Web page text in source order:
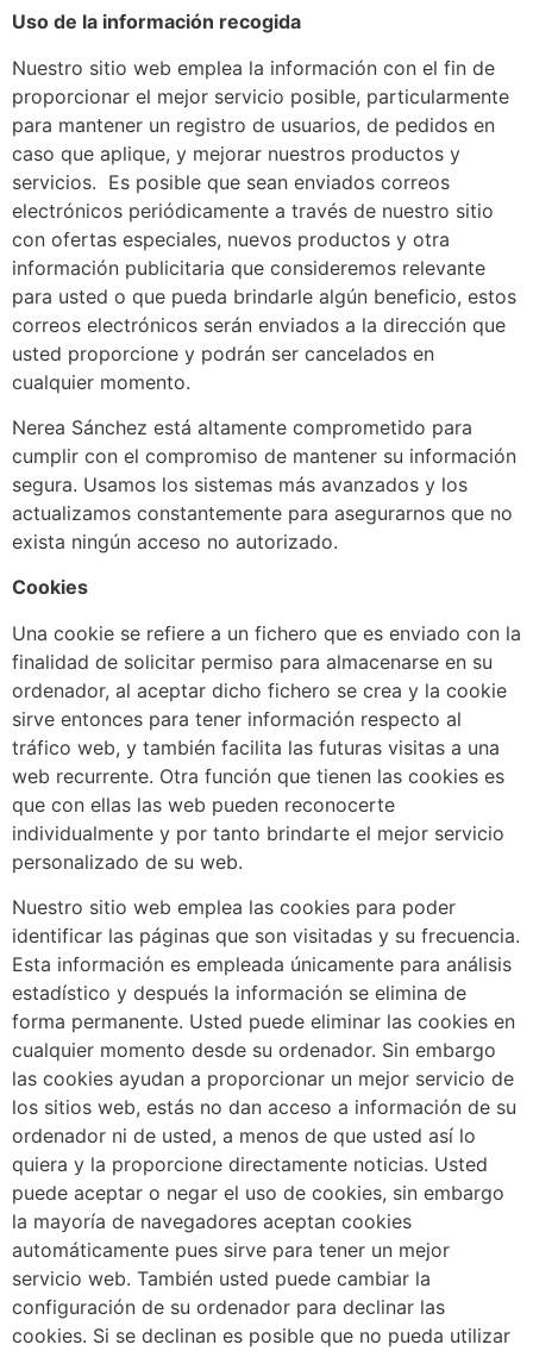
Uso de la información recogida
Nuestro sitio web emplea la información con el fin de
proporcionar el mejor servicio posible, particularmente
para mantener un registro de usuarios, de pedidos en
caso que aplique, y mejorar nuestros productos y
servicios. Es posible que sean enviados correos
electrónicos periódicamente a través de nuestro sitio
con ofertas especiales, nuevos productos y otra
información publicitaria que consideremos relevante
para usted o que pueda brindarle algún beneficio, estos
correos electrónicos serán enviados a la dirección que
usted proporcione y podrán ser cancelados en
cualquier momento.
Nerea Sánchez está altamente comprometido para
cumplir con el compromiso de mantener su información
segura. Usamos los sistemas más avanzados y los
actualizamos constantemente para asegurarnos que no
exista ningún acceso no autorizado.
Cookies
Una cookie se refiere a un fichero que es enviado con la
finalidad de solicitar permiso para almacenarse en su
ordenador, al aceptar dicho fichero se crea y la cookie
sirve entonces para tener información respecto al
tráfico web, y también facilita las futuras visitas a una
web recurrente. Otra función que tienen las cookies es
que con ellas las web pueden reconocerte
individualmente y por tanto brindarte el mejor servicio
personalizado de su web.
Nuestro sitio web emplea las cookies para poder
identificar las páginas que son visitadas y su frecuencia.
Esta información es empleada únicamente para análisis
estadístico y después la información se elimina de
forma permanente. Usted puede eliminar las cookies en
cualquier momento desde su ordenador. Sin embargo
las cookies ayudan a proporcionar un mejor servicio de
los sitios web, estás no dan acceso a información de su
ordenador ni de usted, a menos de que usted así lo
quiera y la proporcione directamente noticias. Usted
puede aceptar o negar el uso de cookies, sin embargo
la mayoría de navegadores aceptan cookies
automáticamente pues sirve para tener un mejor
servicio web. También usted puede cambiar la
configuración de su ordenador para declinar las
cookies. Si se declinan es posible que no pueda utilizar